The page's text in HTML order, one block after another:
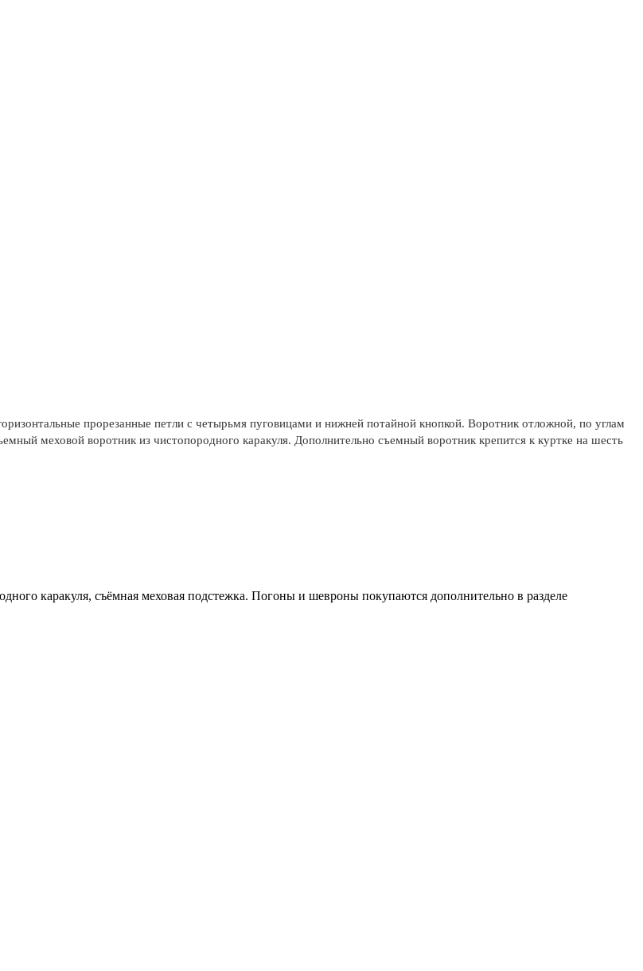
прорезанные петли с четырьмя пуговицами и нижней потайной кнопкой. Воротник отложной, по углам
меховой воротник из чистопородного каракуля. Дополнительно съемный воротник крепится к куртке на шесть
каракуля, съёмная меховая подстежка. Погоны и шевроны покупаются дополнительно в разделе